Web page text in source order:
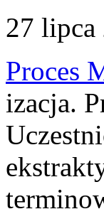
27 lipca
Proces
izacja.